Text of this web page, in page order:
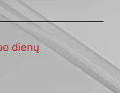
dienų